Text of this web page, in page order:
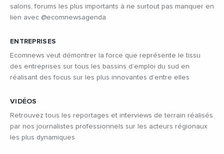
salons, forums les plus importants à ne surtout pas manquer en
lien avec @ecomnewsagenda
ENTREPRISES
Ecomnews veut démontrer la force que représente le tissu
des entreprises sur tous les bassins d’emploi du sud en
réalisant des focus sur les plus innovantes d’entre elles
VIDÉOS
Retrouvez tous les reportages et interviews de terrain réalisés
par nos journalistes professionnels sur les acteurs régionaux
les plus dynamiques